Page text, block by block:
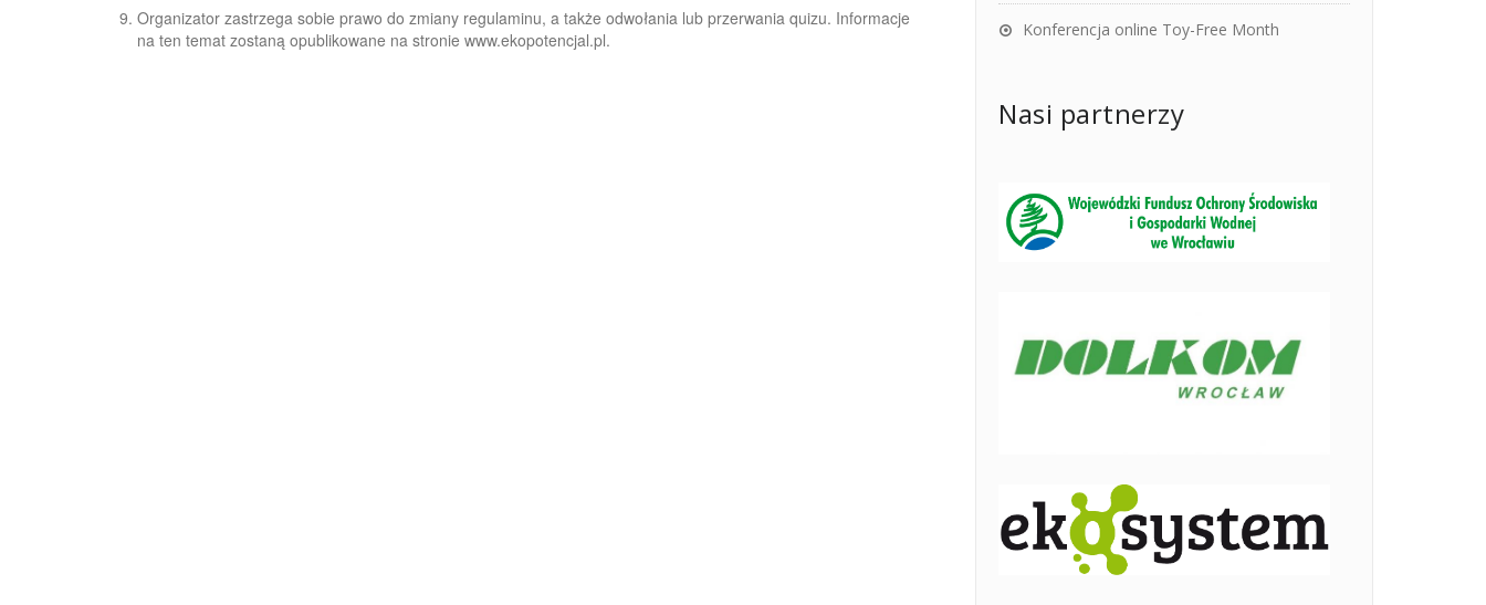
Organizator zastrzega sobie prawo do zmiany regulaminu, a także odwołania lub przerwania quizu. Informacje
na ten temat zostaną opublikowane na stronie www.ekopotencjal.pl. Konferencja online Toy-Free Month
Nasi partnerzy